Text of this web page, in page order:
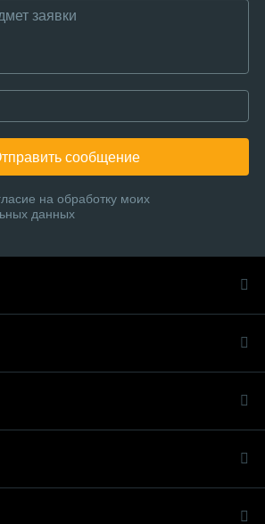
сообщение
на обработку моих
данных